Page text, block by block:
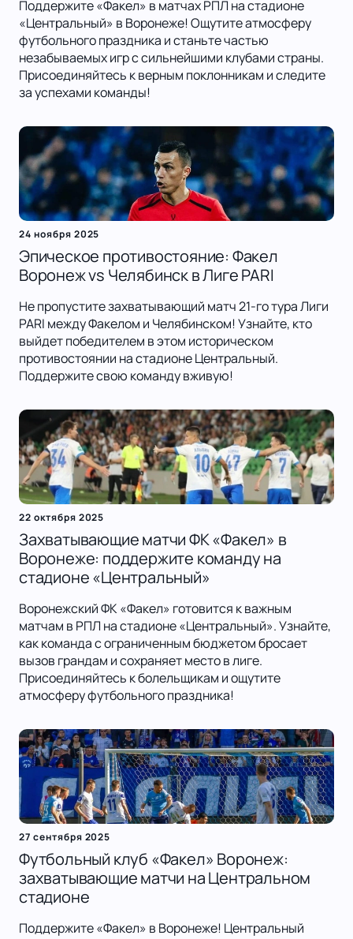
Поддержите «Факел» в матчах РПЛ на стадионе
«Центральный» в Воронеже! Ощутите атмосферу
футбольного праздника и станьте частью
незабываемых игр с сильнейшими клубами страны.
Присоединяйтесь к верным поклонникам и следите
за успехами команды!
24 ноября 2025
Эпическое противостояние: Факел
Воронеж vs Челябинск в Лиге PARI
Не пропустите захватывающий матч 21-го тура Лиги
PARI между Факелом и Челябинском! Узнайте, кто
выйдет победителем в этом историческом
противостоянии на стадионе Центральный.
Поддержите свою команду вживую!
22 октября 2025
Захватывающие матчи ФК «Факел» в
Воронеже: поддержите команду на
стадионе «Центральный»
Воронежский ФК «Факел» готовится к важным
матчам в РПЛ на стадионе «Центральный». Узнайте,
как команда с ограниченным бюджетом бросает
вызов грандам и сохраняет место в лиге.
Присоединяйтесь к болельщикам и ощутите
атмосферу футбольного праздника!
27 сентября 2025
Футбольный клуб «Факел» Воронеж:
захватывающие матчи на Центральном
стадионе
Поддержите «Факел» в Воронеже! Центральный